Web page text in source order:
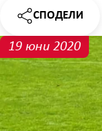
СПОДЕЛИ
НОВИНАТА
19 юни 2020